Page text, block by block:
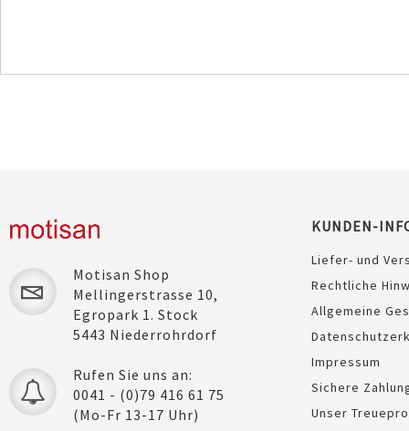
Motisan Shop
Mellingerstrasse 10,
Egropark 1. Stock
5443 Niederrohrdorf
Rufen Sie uns an:
0041 - (0)79 416 61 75
(Mo-Fr 13-17 Uhr)
KUNDEN-
Liefer- und
Rechtliche
Allgemeine
Impressum
Sichere
Unser